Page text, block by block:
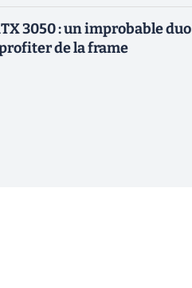
3050 : un improbable duo
de la frame